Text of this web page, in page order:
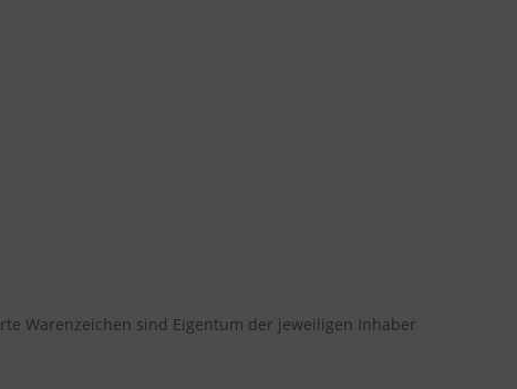
Warenzeichen sind Eigentum der jeweiligen Inhaber